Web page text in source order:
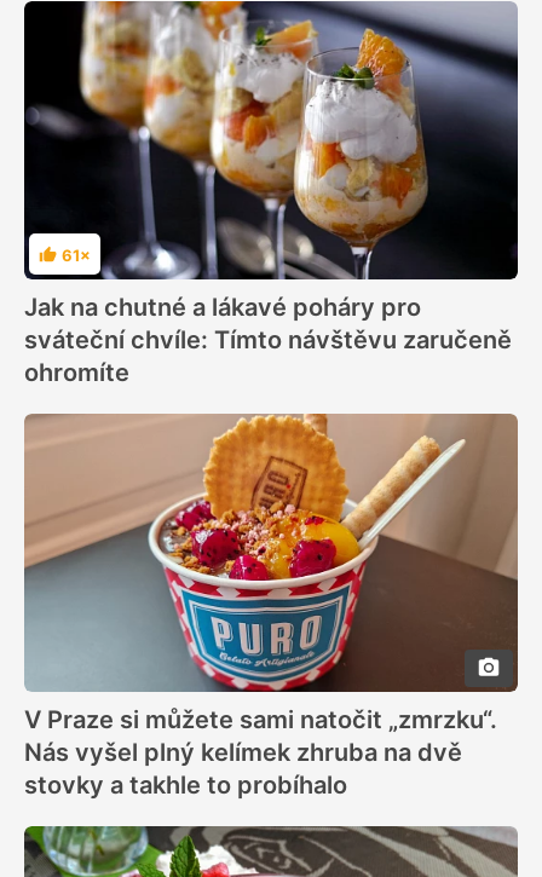
Hodnocení
61×
Jak na chutné a lákavé poháry pro
sváteční chvíle: Tímto návštěvu zaručeně
ohromíte
V Praze si můžete sami natočit „zmrzku“.
Nás vyšel plný kelímek zhruba na dvě
stovky a takhle to probíhalo